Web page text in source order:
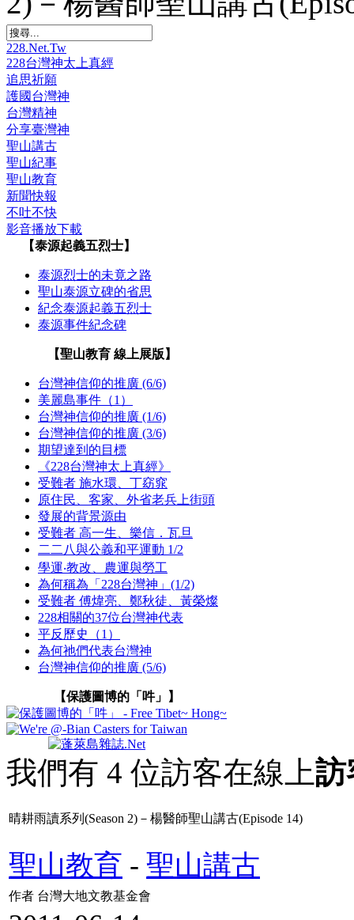
228.Net.Tw
228台灣神太上真經
追思祈願
護國台灣神
台灣精神
分享臺灣神
聖山講古
聖山紀事
聖山教育
新聞快報
不吐不快
影音播放下載
【泰源起義五烈士】
泰源烈士的未竟之路
聖山泰源立碑的省思
紀念泰源起義五烈士
泰源事件紀念碑
【聖山教育 線上展版】
台灣神信仰的推廣 (6/6)
美麗島事件（1）
台灣神信仰的推廣 (1/6)
台灣神信仰的推廣 (3/6)
期望達到的目標
《228台灣神太上真經》
受難者 施水環、丁窈窕
原住民、客家、外省老兵上街頭
發展的背景源由
受難者 高一生、樂信．瓦旦
二二八與公義和平運動 1/2
學運‧教改、農運與勞工
為何稱為「228台灣神」(1/2)
受難者 傅煒亮、鄭秋徒、黃榮燦
228相關的37位台灣神代表
平反歷史（1）
為何祂們代表台灣神
台灣神信仰的推廣 (5/6)
【保護圖博的「吽」】
我們有 4 位訪客在線上訪
晴耕雨讀系列(Season 2)－楊醫師聖山講古(Episode 14)
聖山教育 - 聖山講古
作者 台灣大地文教基金會